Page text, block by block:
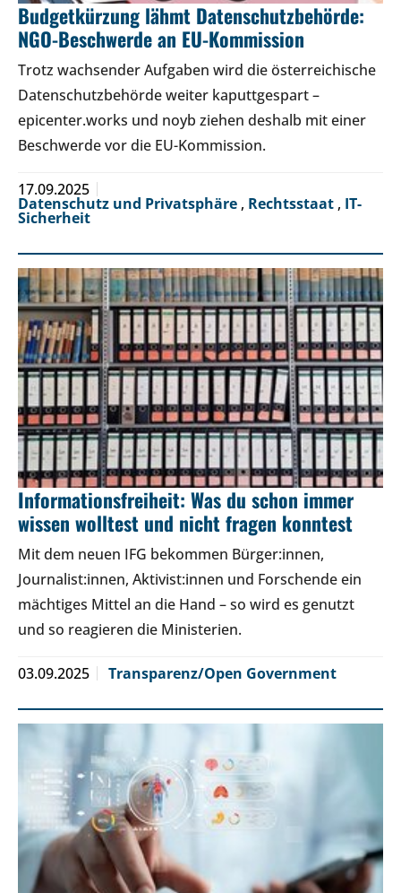
Budgetkürzung lähmt Datenschutzbehörde:
NGO-Beschwerde an EU-Kommission
Trotz wachsender Aufgaben wird die österreichische
Datenschutzbehörde weiter kaputtgespart –
epicenter.works und noyb ziehen deshalb mit einer
Beschwerde vor die EU-Kommission.
17.09.2025
Datenschutz und Privatsphäre , Rechtsstaat , IT-
Sicherheit
Informationsfreiheit: Was du schon immer
wissen wolltest und nicht fragen konntest
Mit dem neuen IFG bekommen Bürger:innen,
Journalist:innen, Aktivist:innen und Forschende ein
mächtiges Mittel an die Hand – so wird es genutzt
und so reagieren die Ministerien.
03.09.2025 Transparenz/Open Government